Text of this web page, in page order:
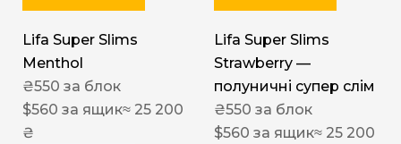
Lifa Super Slims
Menthol
₴550 за блок
$560 за ящик≈ 25 200
₴
Lifa Super Slims
Strawberry —
полуничні супер слім
₴550 за блок
$560 за ящик≈ 25 200